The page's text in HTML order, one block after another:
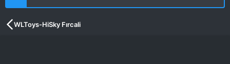
u
b
a
g
WLToys-HiSky Fırcali